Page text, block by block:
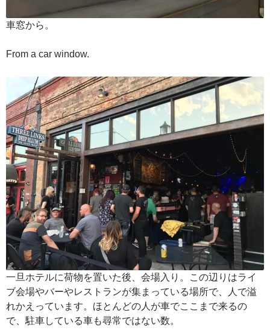
車窓から。
From a car window.
一旦ホテルに荷物を置いた後、会場入り。この辺りはライ
ブ会場やバーやレストランが集まっている場所で、人で溢
れかえっています。ほとんどの人が車でここまで来るの
で、駐車している車も尋常ではない数。